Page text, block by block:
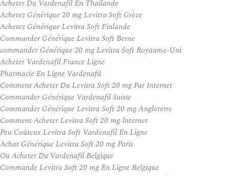
Acheter Du Vardenafil En Thailande
Achetez Générique 20 mg Levitra Soft Grèce
Achetez Générique Levitra Soft Finlande
Commander Générique Levitra Soft Berne
commander Générique 20 mg Levitra Soft Royaume-Uni
Acheter Vardenafil France Ligne
Pharmacie En Ligne Vardenafil
Comment Acheter Du Levitra Soft 20 mg Par Internet
Commander Générique Vardenafil Suisse
Commander Générique Levitra Soft 20 mg Angleterre
Comment Acheter Levitra Soft 20 mg Internet
Peu Coûteux Levitra Soft Vardenafil En Ligne
Achat Générique Levitra Soft 20 mg Paris
Ou Acheter Du Vardenafil Belgique
Commande Levitra Soft 20 mg En Ligne Belgique